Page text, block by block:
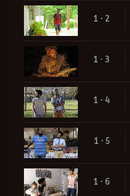
1 - 2
1 - 3
1 - 4
1 - 5
1 - 6